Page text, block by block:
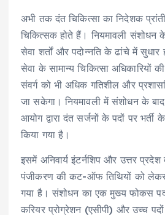
अभी तक दंत चिकित्सा का निदेशक
चिकित्सक होते हैं। नियमावली संशोधन
सेवा शर्तों और पदोन्नति के ढांचे में सुधार
सेवा के सामान्य चिकित्सा अधिकारियों
संवर्ग को भी अधिक गतिशील और
जा सकेगा। नियमावली में संशोधन के
आयोग द्वारा दंत सर्जनों के पदों पर
किया गया है।
इसमें अनिवार्य इंटर्नशिप और उत्तर
पंजीकरण की कट-ऑफ तिथियों को लेकर
गया है। संशोधन का एक मुख्य फोकस
करियर प्रोग्रेशन (एसीपी) और उच्च